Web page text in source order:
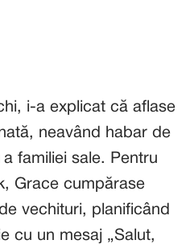
i-a explicat că aflase
neavând habar de
familiei sale. Pentru
Grace cumpărase
vechituri, planificând
cu un mesaj „Salut,